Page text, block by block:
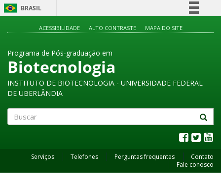
BRASIL
Legislação
ACESSIBILIDADE ALTO CONTRASTE MAPA DO SITE
Programa de Pós-graduação em
Biotecnologia
INSTITUTO DE BIOTECNOLOGIA - UNIVERSIDADE FEDERAL
DE UBERLÂNDIA
Serviços Telefones Perguntas frequentes
Contato
Fale conosco